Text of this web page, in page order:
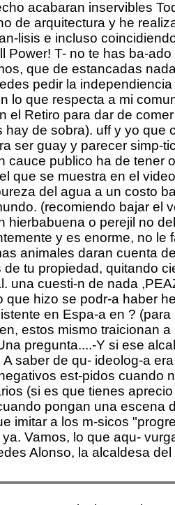
acabaran inservibles
de arquitectura y he
lisis e incluso
T- no te has ba-
que de estancadas
pedir la
lo que respecta a mi
Retiro para dar de
de sobra). uff y yo
ser guay y parecer simp-
publico ha de
se muestra en el
del agua a un costo
(recomiendo bajar el
o perejil no
y es enorme, no
animales daran cuenta
tu propiedad, quitando
cuesti-n de nada
hizo se podr-a haber
en Espa-a en ?
estos mismo traicionan
pregunta....-Y si ese
saber de qu- ideolog-a
est-pidos cuando
(si es que tienes
pongan una escena
imitar a los m-sicos
Vamos, lo que aqu-
Alonso, la alcaldesa